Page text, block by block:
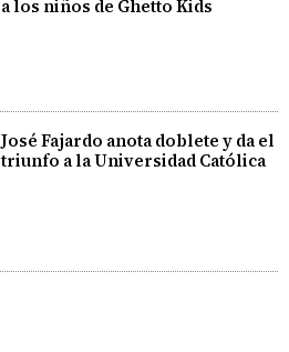
a los niños de Ghetto Kids
José Fajardo anota doblete y da el
triunfo a la Universidad Católica